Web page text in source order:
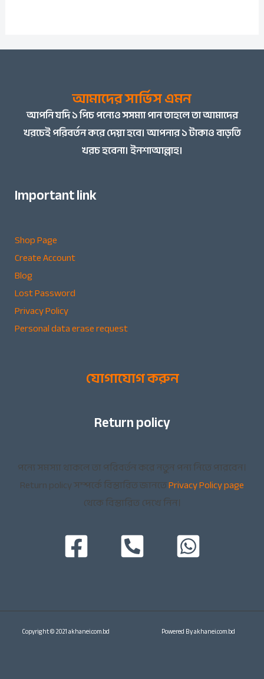
আমাদের সার্ভিস এমন
আপনিযদি ১ পিচ পন্যেও সসম্যা পান তাহলে তা আমাদের
খরচেই পরিবর্তন করে দেয়া হবে। আপনার ১ টাকাও বাড়তি
খরচ হবেনা। ইনশাআল্লাহ।
Important link
Shop Page
Create Account
Blog
Lost Password
Privacy Policy
Personal data erase request
যোগাযোগ করুন
Return policy
পন্যে সমস্যা থাকলে তা পরিবর্তন করে নতুন পন্য নিতে পারবেন।
Return policy সম্পর্কে বিস্তারিত জানতেPrivacy Policy page
থেকে বিস্তারিত দেখে নিন।
Copyright © 2021 akhanei.com.bd Powered By akhanei.com.bd